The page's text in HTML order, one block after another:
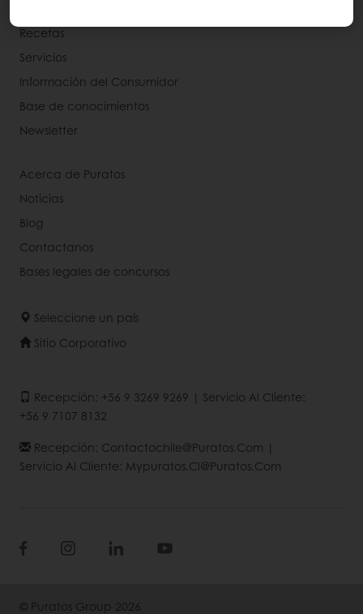
Recetas
Servicios
Información del Consumidor
Base de conocimientos
Newsletter
Acerca de Puratos
Noticias
Blog
Contactanos
Bases legales de concursos
Seleccione un país
Sitio Corporativo
Recepción: +56 9 3269 9269 | Servicio Al Cliente:
+56 9 7107 8132
Recepción: Contactochile@puratos.com |
Servicio Al Cliente: Mypuratos.cl@puratos.com
© Puratos Group 2026